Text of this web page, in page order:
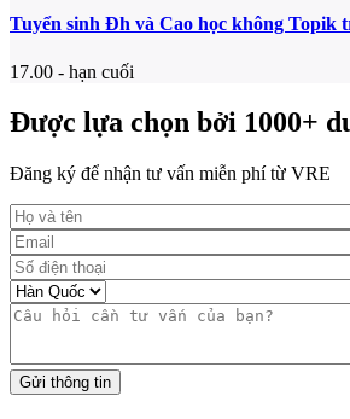
Tuyển sinh Đh và Cao học không Topik
17.00 - hạn cuối
Được lựa chọn bởi 1000+
Đăng ký để nhận tư vấn miễn phí từ VRE